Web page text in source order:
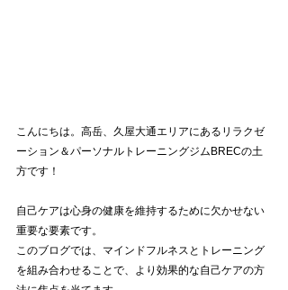
こんにちは。高岳、久屋大通エリアにあるリラクゼ
ーション＆パーソナルトレーニングジムBRECの土
方です！
自己ケアは心身の健康を維持するために欠かせない
重要な要素です。
このブログでは、マインドフルネスとトレーニング
を組み合わせることで、より効果的な自己ケアの方